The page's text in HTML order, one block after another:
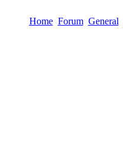
Home Forum General